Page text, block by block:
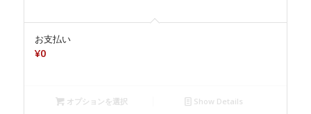
お支払い
¥0
オプションを選択 Show Details